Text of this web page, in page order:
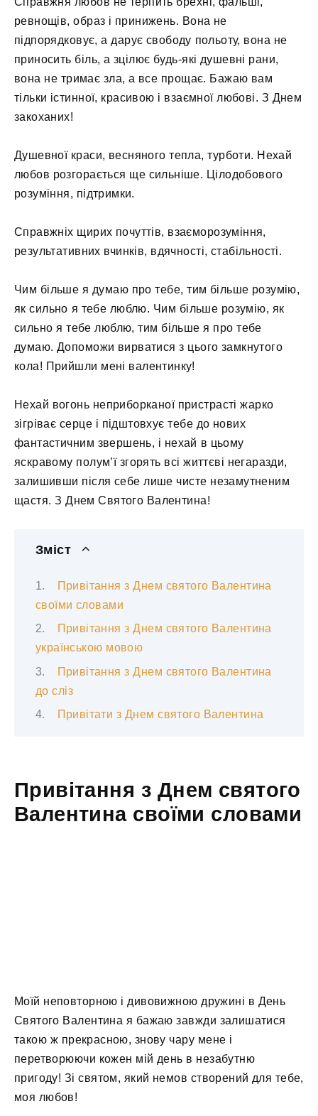
ревнощів, образ і принижень. Вона не
підпорядковує, а дарує свободу польоту, вона не
приносить біль, а зцілює будь-які душевні рани,
вона не тримає зла, а все прощає. Бажаю вам
тільки істинної, красивою і взаємної любові. З Днем
закоханих!
Душевної краси, весняного тепла, турботи. Нехай
любов розгорається ще сильніше. Цілодобового
розуміння, підтримки.
Справжніх щирих почуттів, взаєморозуміння,
результативних вчинків, вдячності, стабільності.
Чим більше я думаю про тебе, тим більше розумію,
як сильно я тебе люблю. Чим більше розумію, як
сильно я тебе люблю, тим більше я про тебе
думаю. Допоможи вирватися з цього замкнутого
кола! Прийшли мені валентинку!
Нехай вогонь неприборканої пристрасті жарко
зігріває серце і підштовхує тебе до нових
фантастичним звершень, і нехай в цьому
яскравому полум’ї згорять всі життєві негаразди,
залишивши після себе лише чисте незамутненим
щастя. З Днем Святого Валентина!
Зміст
Привітання з Днем святого Валентина
своїми словами
Привітання з Днем святого Валентина
українською мовою
Привітання з Днем святого Валентина
до сліз
Привітати з Днем святого Валентина
Привітання з Днем святого
Валентина своїми словами
Моїй неповторною і дивовижною дружині в День
Святого Валентина я бажаю завжди залишатися
такою ж прекрасною, знову чару мене і
перетворюючи кожен мій день в незабутню
пригоду! Зі святом, який немов створений для тебе,
моя любов!